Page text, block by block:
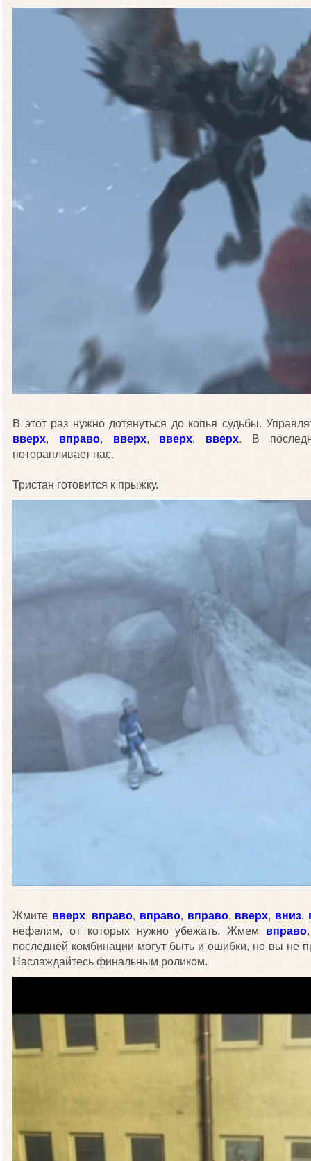
В этот раз нужно дотянуться до копья судьбы.
вверх, вправо, вверх, вверх,вверх. В
поторапливает нас.
Тристан готовится к прыжку.
Жмите вверх, вправо, вправо, вправо, вверх, вниз,
нефелим, от которых нужно убежать. Жмем вправо
последней комбинации могут быть и ошибки, но вы не
Наслаждайтесь финальным роликом.